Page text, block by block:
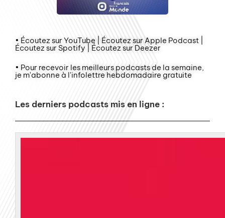
• Écoutez sur YouTube | Écoutez sur Apple Podcast |
Écoutez sur Spotify | Écoutez sur Deezer
• Pour recevoir les meilleurs podcasts de la semaine,
je m'abonne à l'infolettre hebdomadaire gratuite
Les derniers podcasts mis en ligne :